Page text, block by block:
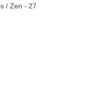
/ Zen - 27